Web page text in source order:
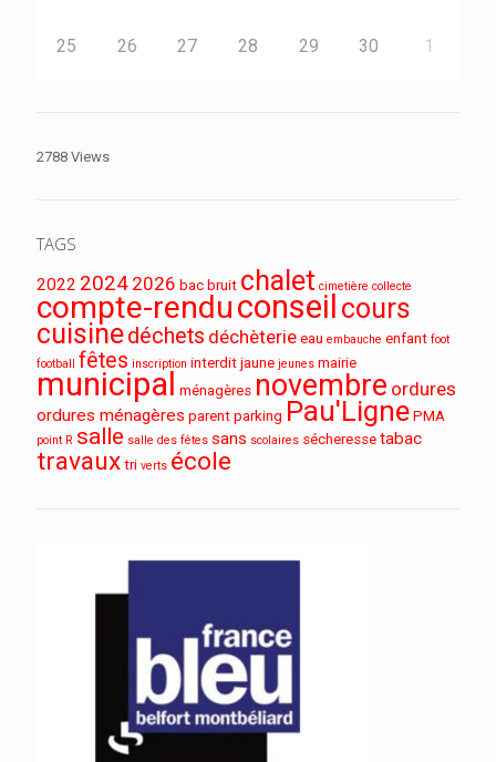
25 26 27 28 29 30 1
2788 Views
TAGS
2022 2024 2026 bac bruit chalet cimetière collecte
compte-renduconseil cours
cuisinedéchets déchèterie eau embauche enfant foot
football fêtes inscription interdit jaune jeunes mairie
municipal ménagères novembre ordures
ordures ménagères parent parking Pau'Ligne PMA
point R salle salle des fêtes sans scolaires sécheresse tabac
travaux tri verts école